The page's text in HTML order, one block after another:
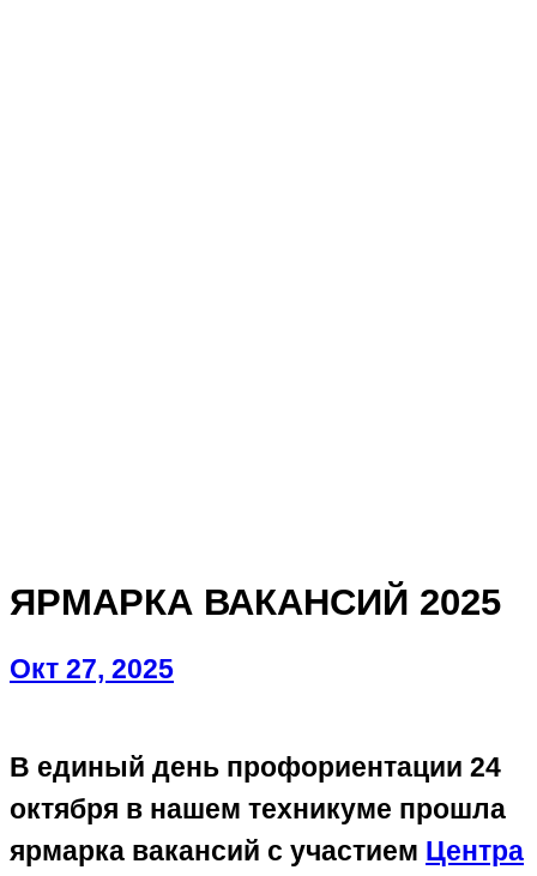
ЯРМАРКА ВАКАНСИЙ 2025
Окт 27, 2025
В единый день профориентации 24
октября в нашем техникуме прошла
ярмарка вакансий с участием Центра